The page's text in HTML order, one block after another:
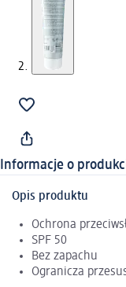
Informacje o
Opis produktu
Ochrona
SPF 50
Bez zapachu
Ogranicza